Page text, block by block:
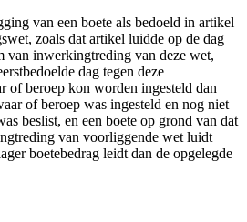
van een boete als bedoeld in artikel
zoals dat artikel luidde op de dag
van inwerkingtreding van deze wet,
dag tegen deze
of beroep kon worden ingesteld dan
of beroep was ingesteld en nog niet
beslist, en een boete op grond van dat
van voorliggende wet luidt
boetebedrag leidt dan de opgelegde